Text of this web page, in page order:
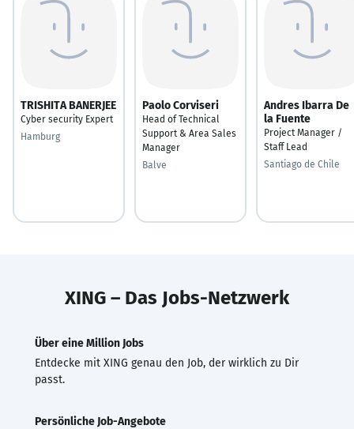
TRISHITA BANERJEE
Cyber security Expert
Hamburg
Paolo Corviseri
Head of Technical
Support & Area Sales
Manager
Balve
Andres Ibarra De
la Fuente
Project Manager /
Staff Lead
Santiago de Chile
XING – Das Jobs-Netzwerk
Über eine Million Jobs
Entdecke mit XING genau den Job, der wirklich zu Dir
passt.
Persönliche Job-Angebote